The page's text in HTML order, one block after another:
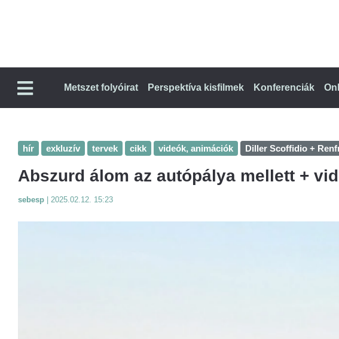
Metszet folyóirat Perspektíva kisfilmek Konferenciák
hír exkluzív tervek cikk videók, animációk Diller Scoffidio +
Abszurd álom az autópálya mellett +
sebesp 2025.02.12. 15:23